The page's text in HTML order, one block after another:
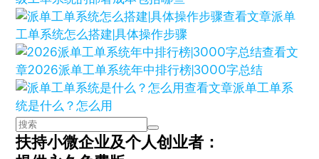
查看文章派单
工单系统怎么搭建|具体操作步骤
查看文
章2026派单工单系统年中排行榜|3000字总结
查看文章派单工单系
统是什么？怎么用
扶持小微企业及个人创业者：